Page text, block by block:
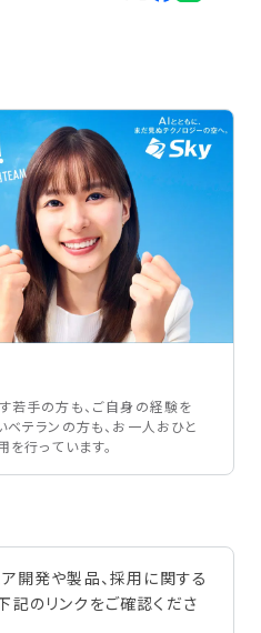
若手の方も、ご自身の経験を
テランの方も、お一人おひと
行っています。
開発や製品、採用に関する
記のリンクをご確認くださ